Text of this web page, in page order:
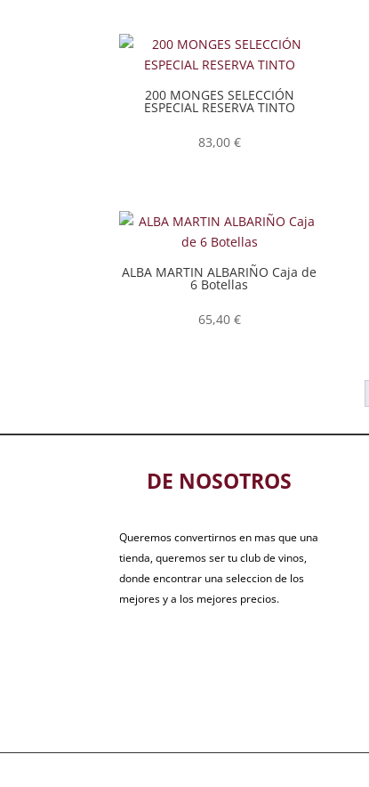
200 MONGES SELECCIÓN
ESPECIAL RESERVA TINTO
83,00 €
ALBA MARTIN ALBARIÑO Caja de
6 Botellas
65,40 €
DE NOSOTROS
Queremos convertirnos en mas que una
tienda, queremos ser tu club de vinos,
donde encontrar una seleccion de los
mejores y a los mejores precios.